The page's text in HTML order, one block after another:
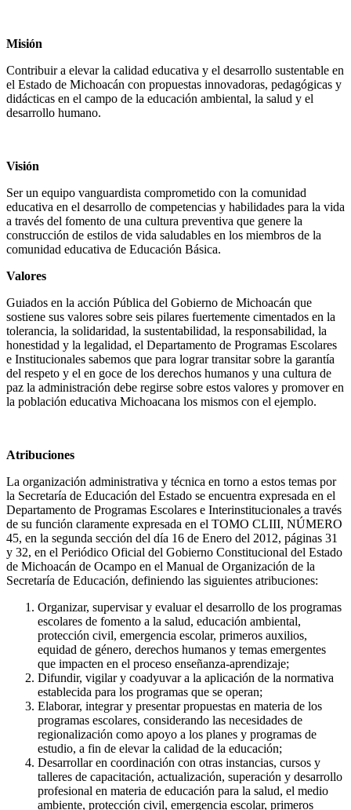
Misión
Contribuir a elevar la calidad educativa y el desarrollo sustentable en
el Estado de Michoacán con propuestas innovadoras, pedagógicas y
didácticas en el campo de la educación ambiental, la salud y el
desarrollo humano.
Visión
Ser un equipo vanguardista comprometido con la comunidad
educativa en el desarrollo de competencias y habilidades para la vida
a través del fomento de una cultura preventiva que genere la
construcción de estilos de vida saludables en los miembros de la
comunidad educativa de Educación Básica.
Valores
Guiados en la acción Pública del Gobierno de Michoacán que
sostiene sus valores sobre seis pilares fuertemente cimentados en la
tolerancia, la solidaridad, la sustentabilidad, la responsabilidad, la
honestidad y la legalidad, el Departamento de Programas Escolares
e Institucionales sabemos que para lograr transitar sobre la garantía
del respeto y el en goce de los derechos humanos y una cultura de
paz la administración debe regirse sobre estos valores y promover en
la población educativa Michoacana los mismos con el ejemplo.
Atribuciones
La organización administrativa y técnica en torno a estos temas por
la Secretaría de Educación del Estado se encuentra expresada en el
Departamento de Programas Escolares e Interinstitucionales a través
de su función claramente expresada en el TOMO CLIII, NÚMERO
45, en la segunda sección del día 16 de Enero del 2012, páginas 31
y 32, en el Periódico Oficial del Gobierno Constitucional del Estado
de Michoacán de Ocampo en el Manual de Organización de la
Secretaría de Educación, definiendo las siguientes atribuciones:
Organizar, supervisar y evaluar el desarrollo de los programas
escolares de fomento a la salud, educación ambiental,
protección civil, emergencia escolar, primeros auxilios,
equidad de género, derechos humanos y temas emergentes
que impacten en el proceso enseñanza-aprendizaje;
Difundir, vigilar y coadyuvar a la aplicación de la normativa
establecida para los programas que se operan;
Elaborar, integrar y presentar propuestas en materia de los
programas escolares, considerando las necesidades de
regionalización como apoyo a los planes y programas de
estudio, a fin de elevar la calidad de la educación;
Desarrollar en coordinación con otras instancias, cursos y
talleres de capacitación, actualización, superación y desarrollo
profesional en materia de educación para la salud, el medio
ambiente, protección civil, emergencia escolar, primeros